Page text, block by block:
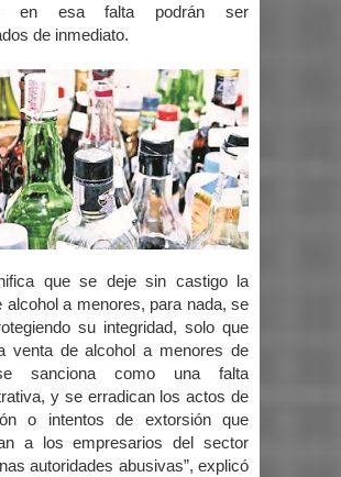
en esa falta podrán ser
de inmediato.
que se deje sin castigo la
alcohol a menores, para nada, se
su integridad, solo que
venta de alcohol a menores de
sanciona como una falta
y se erradican los actos de
o intentos de extorsión que
a los empresarios del sector
autoridades abusivas”, explicó